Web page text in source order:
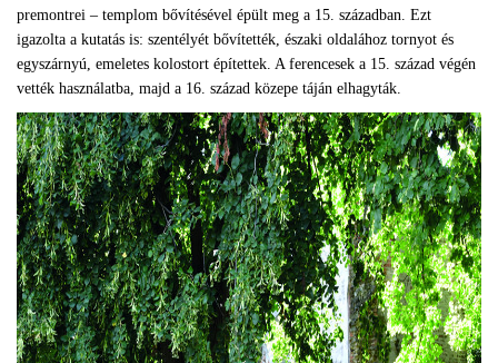
premontrei – templom bővítésével épült meg a 15. században. Ezt
igazolta a kutatás is: szentélyét bővítették, északi oldalához tornyot és
egyszárnyú, emeletes kolostort építettek. A ferencesek a 15. század végén
vették használatba, majd a 16. század közepe táján elhagyták.